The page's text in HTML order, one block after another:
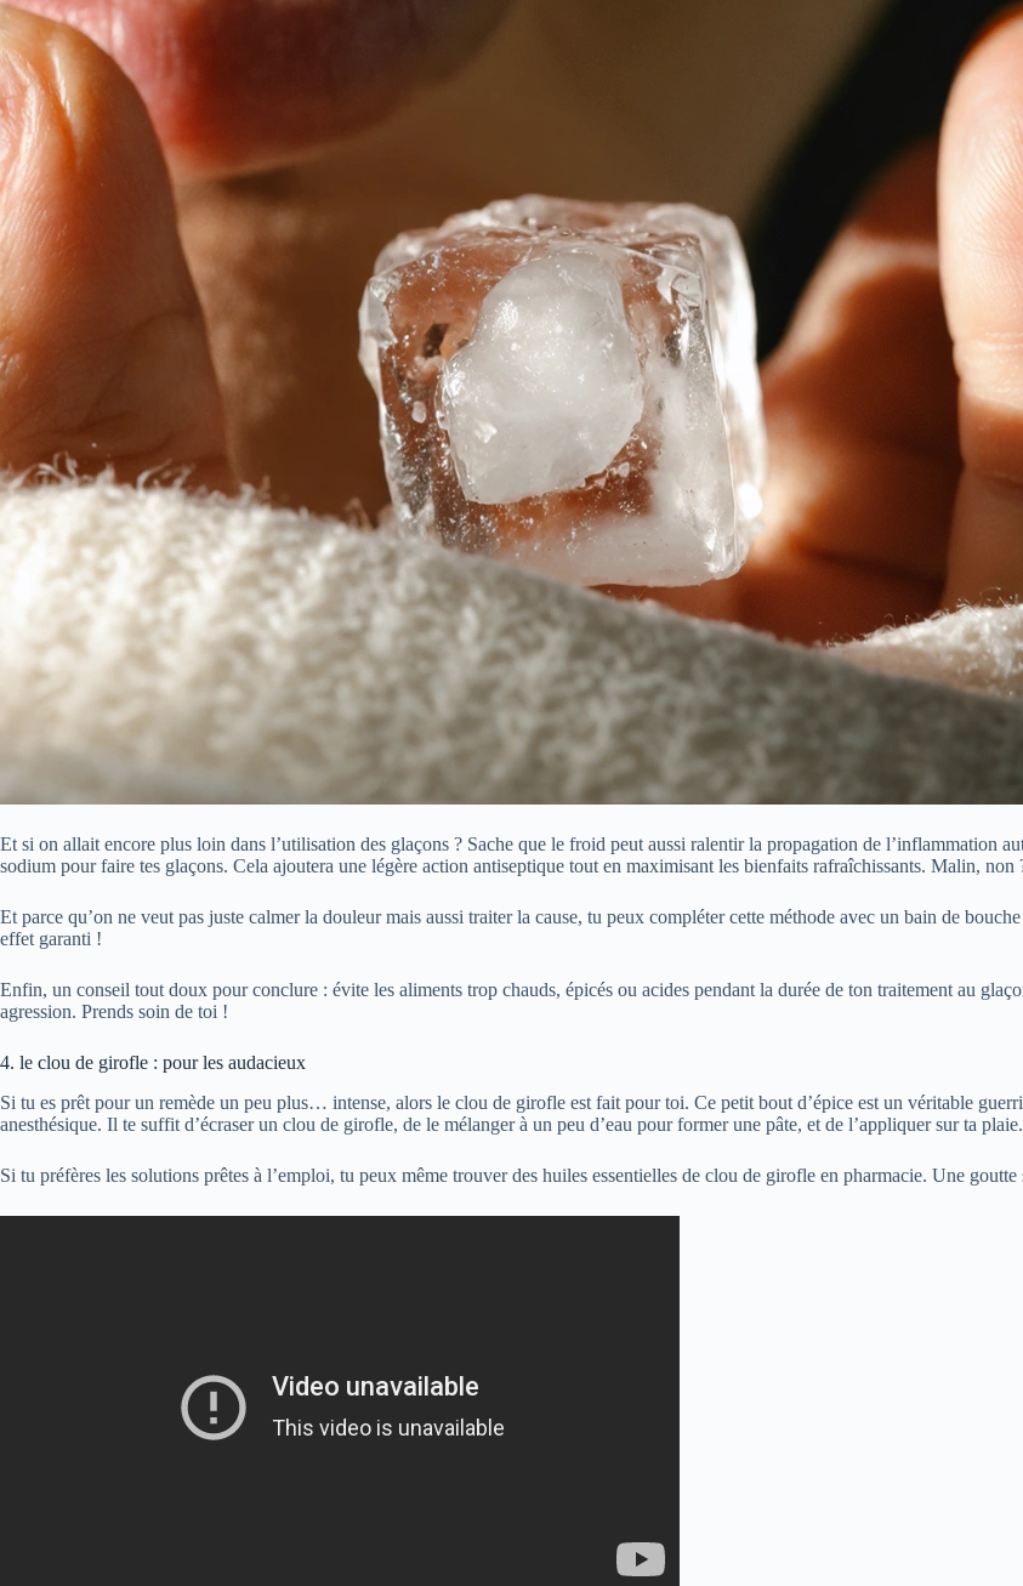
Et si on allait encore plus loin dans l’utilisation des glaçons ? Sache que le froid peut aussi ralentir la propagation de l’inflammation
sodium pour faire tes glaçons. Cela ajoutera une légère action antiseptique tout en maximisant les bienfaits rafraîchissants. Malin, non
Et parce qu’on ne veut pas juste calmer la douleur mais aussi traiter la cause, tu peux compléter cette méthode avec un bain de
effet garanti !
Enfin, un conseil tout doux pour conclure : évite les aliments trop chauds, épicés ou acides pendant la durée de ton traitement au
agression. Prends soin de toi !
4. le clou de girofle : pour les audacieux
Si tu es prêt pour un remède un peu plus… intense, alors le clou de girofle est fait pour toi. Ce petit bout d’épice est un véritable
anesthésique. Il te suffit d’écraser un clou de girofle, de le mélanger à un peu d’eau pour former une pâte, et de l’appliquer sur ta
Si tu préfères les solutions prêtes à l’emploi, tu peux même trouver des huiles essentielles de clou de girofle en pharmacie. Une